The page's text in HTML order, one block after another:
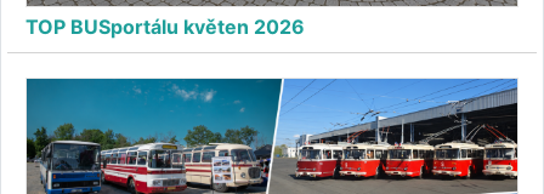
TOP BUSportálu květen 2026